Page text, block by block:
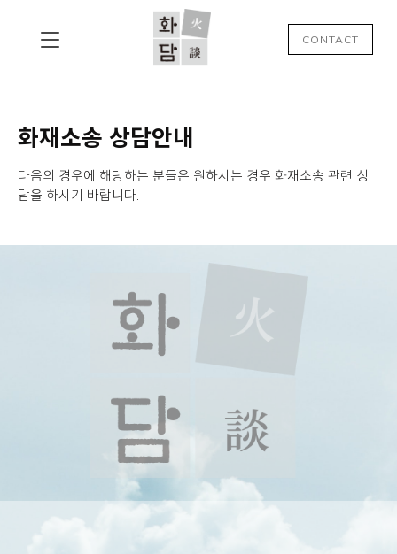
CONTACT
화재소송 상담안내
다음의 경우에 해당하는 분들은 원하시는 경우 화재소송 관련 상
담을 하시기 바랍니다.